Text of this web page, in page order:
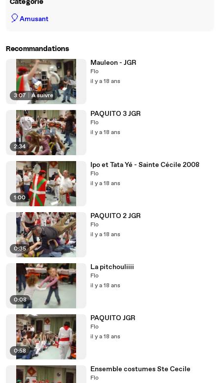
Catégorie
🎈Amusant
Recommandations
3:07 À suivre
Mauleon - JGR
Flo
il y a 18 ans
2:34
PAQUITO 3 JGR
Flo
il y a 18 ans
1:00
Ipo et Tata Yé - Sainte Cécile 2008
Flo
il y a 18 ans
0:35
PAQUITO 2 JGR
Flo
il y a 18 ans
0:08
La pitchouliiii
Flo
il y a 18 ans
0:58
PAQUITO JGR
Flo
il y a 18 ans
Ensemble costumes Ste Cecile
Flo